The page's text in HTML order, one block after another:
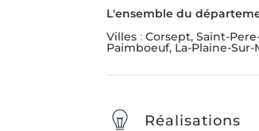
L'ensemble du
Villes :Corsept, Saint-
Paimboeuf, La-Plaine-
Réalisations